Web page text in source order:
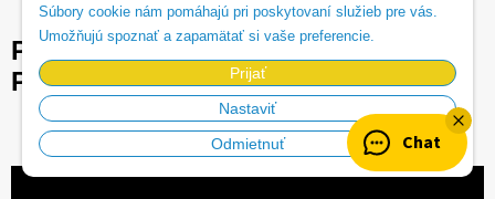
Súbory cookie nám pomáhajú pri poskytovaní služieb pre vás.
Umožňujú spoznať a zapamätať si vaše preferencie.
Prijať
Nastaviť
Odmietnuť
Pozrite si našu podrobnú recenziu
Panasonic S9:
Chat